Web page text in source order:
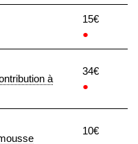
15€
●
à
34€
●
10€